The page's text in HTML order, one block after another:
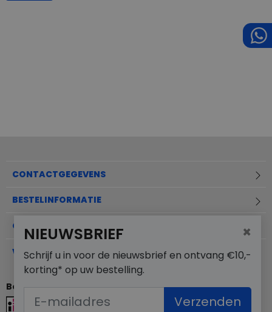
CONTACTGEGEVENS
BESTELINFORMATIE
OVER MERKSCHOENENSTUNTER.NL
VEELGESTELDE VRAGEN
Betaalmogelijkheden
×
NIEUWSBRIEF
Schrijf u in voor de nieuwsbrief en ontvang €10,-
korting* op uw bestelling.
Verzenden